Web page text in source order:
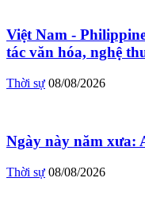
Việt Nam -
tác văn hóa, nghệ
Thời sự 08/08/2026
Ngày này năm xưa:
Thời sự 08/08/2026